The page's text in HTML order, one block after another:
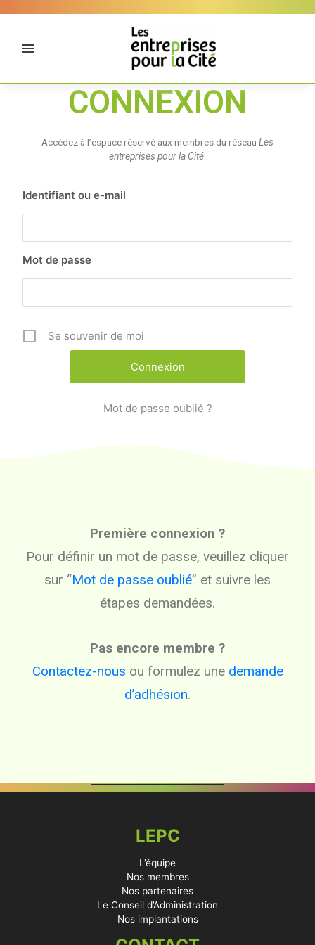
CONNEXION
Accédez à l’espace réservé aux membres du réseau Les
entreprises pour la Cité.
Identifiant ou e-mail
Mot de passe
Se souvenir de moi
Mot de passe oublié ?
Première connexion ?
Pour définir un mot de passe, veuillez cliquer
sur “Mot de passe oublié” et suivre les
étapes demandées.
Pas encore membre ?
Contactez-nous ou formulez une demande
d’adhésion.
LEPC
L’équipe
Nos membres
Nos partenaires
Le Conseil d’Administration
Nos implantations